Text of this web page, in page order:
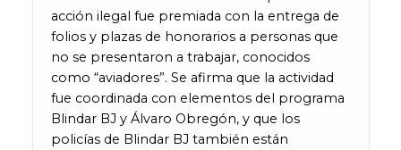
acción ilegal fue premiada con la entrega de
folios y plazas de honorarios a personas que
no se presentaron a trabajar, conocidos
como “aviadores”. Se afirma que la actividad
fue coordinada con elementos del programa
Blindar BJ y Álvaro Obregón, y que los
policías de Blindar BJ también están